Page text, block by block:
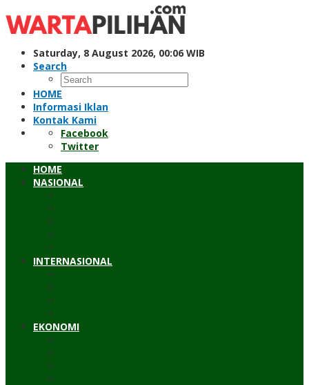
to
content
Saturday, 8 August 2026, 00:06 WIB
Search
HOME
Informasi Iklan
Kontak Kami
Facebook
Twitter
HOME
NASIONAL
INTERNASIONAL
EKONOMI